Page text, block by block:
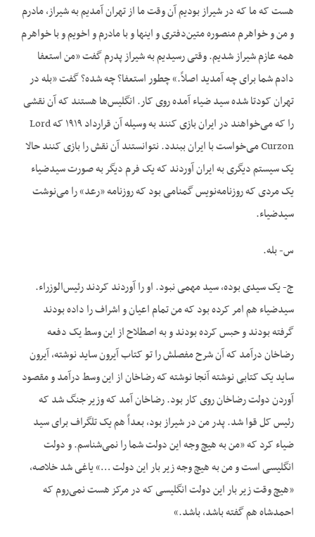
هست که ما که در شیراز بودیم آن وقت ما از تهران آمدیم به شیراز، مادرم
و من و خواهرم منصوره متین‌دفتری و اینها و با مادرم و اخویم و با خواهرم
همه عازم شیراز شدیم. وقتی رسیدیم به شیراز پدرم گفت «من استعفا
دادم شما برای چه آمدید اصلاً.» چطور استعفا؟ چه شده؟ گفت «بله در
تهران کودتا شده سید ضياء آمده روی کار. انگلیس‌ها هستند که آن نقشی
را که می‌‌‌‌خواهند در ایران بازی کنند به وسیله آن قرارداد ۱۹۱۹ که Lord
Curzon می‌‌‌‌خواست با ایران ببندد. نتوانستند آن نقش را بازی کنند حالا
یک سیستم دیگری به ایران آوردند که یک فرم دیگر به صورت سیدضیاء
یک مردی که روزنامه‌نویس گمنامی بود که روزنامه «رعد» را می‌‌‌نوشت
سیدضياء.
س- بله.
ج- یک سیدی بوده، سید مهمی نبود. او را آوردند کردند رئيس‌الوزراء.
سیدضیاء هم امر کرده بود که من تمام اعیان و اشراف را داده بودند
گرفته بودند و حبس کرده بودند و به اصطلاح از این وسط يک دفعه
رضاخان درآمد که آن شرح مفصلش را تو کتاب آیرون ساید نوشته، آیرون
ساید یک کتابی نوشته آنجا نوشته که رضاخان از این وسط درآمد و مقصود
آوردن دولت رضاخان روی کار بود. رضاخان آمد که وزیر جنگ شد که
رئیس کل قوا شد. پدر من در شیراز بود، بعداً هم یک تلگراف برای سید
ضياء کرد که «من به هیچ وجه این دولت شما را نمی‌شناسم. و دولت
انگلیسی است و من به هیچ وجه زیر بار این دولت …» یاغی شد خلاصه،
«هیچ وقت زیر بار این دولت انگلیسی که در مرکز هست نمی‌روم که
احمدشاه هم گفته باشد، باشد.»